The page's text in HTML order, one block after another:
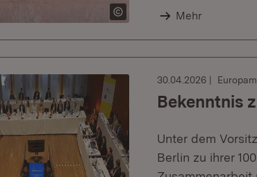
Mehr
30.04.2026
Bekenntnis
Unter dem
Berlin zu ihrer